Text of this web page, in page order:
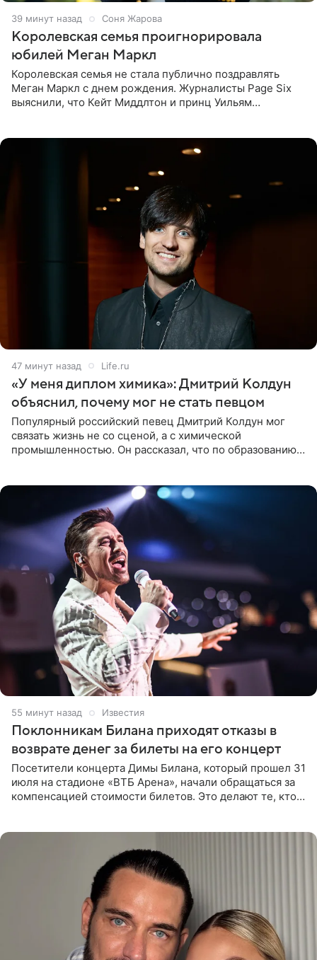
39 минут назад Соня Жарова
Королевская семья проигнорировала
юбилей Меган Маркл
Королевская семья не стала публично поздравлять
Меган Маркл с днем рождения. Журналисты Page Six
выяснили, что Кейт Миддлтон и принц Уильям
47 минут назад Life.ru
«У меня диплом химика»: Дмитрий Колдун
объяснил, почему мог не стать певцом
Популярный российский певец Дмитрий Колдун мог
связать жизнь не со сценой, а с химической
промышленностью. Он рассказал, что по образованию
55 минут назад Известия
Поклонникам Билана приходят отказы в
возврате денег за билеты на его концерт
Посетители концерта Димы Билана, который прошел 31
июля на стадионе «ВТБ Арена», начали обращаться за
компенсацией стоимости билетов. Это делают те, кто